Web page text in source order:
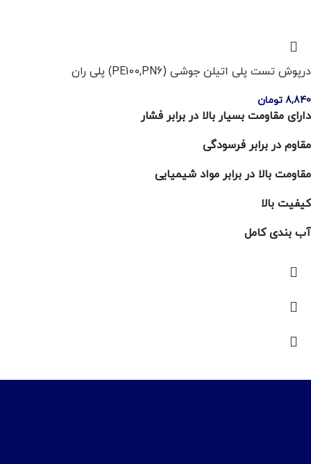
درپوش تست پلی اتیلن جوشی (PE100,PN6) پلی ران
8,840 تومان
دارای مقاومت بسیار بالا در برابر فشار
مقاوم در برابر فرسودگی
مقاومت بالا در برابر مواد شیمیایی
کیفیت بالا
آب بندی کامل